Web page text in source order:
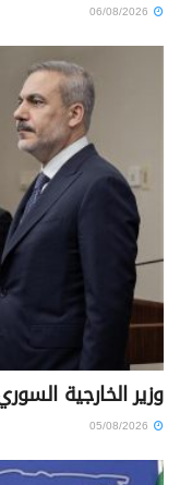
وزير الخارجية